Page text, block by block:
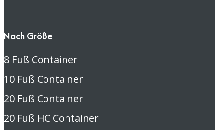
Nach Größe
8 Fuß Container
10 Fuß Container
20 Fuß Container
20 Fuß HC Container